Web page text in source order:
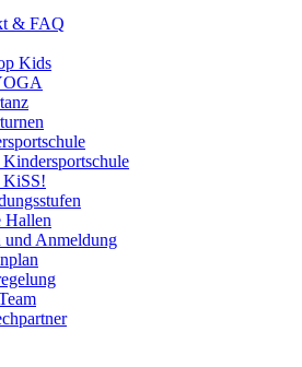
& FAQ
Kids
KiSS!
Hallen
und Anmeldung